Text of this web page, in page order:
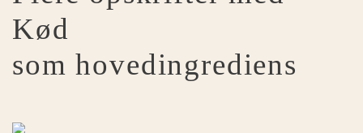
Kød
som hovedingrediens